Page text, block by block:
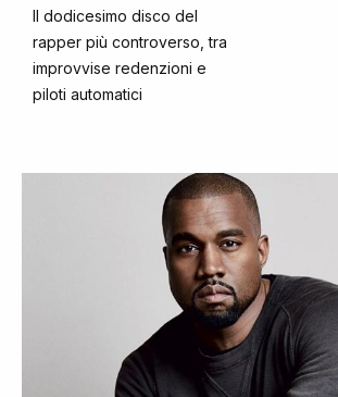
Il dodicesimo disco del
rapper più controverso, tra
improvvise redenzioni e
piloti automatici